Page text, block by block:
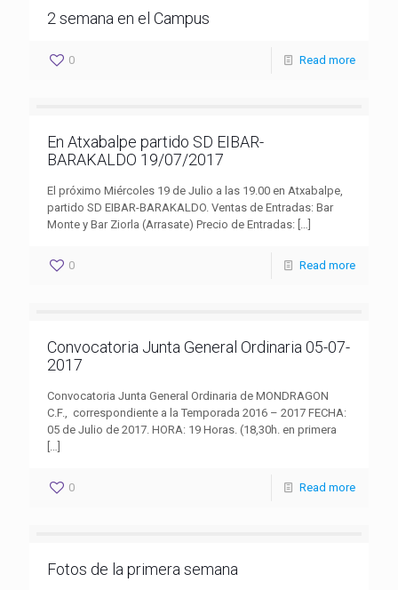
2 semana en el Campus
0 Read more
En Atxabalpe partido SD EIBAR-
BARAKALDO 19/07/2017
El próximo Miércoles 19 de Julio a las 19.00 en Atxabalpe,
partido SD EIBAR-BARAKALDO. Ventas de Entradas: Bar
Monte y Bar Ziorla (Arrasate) Precio de Entradas: […]
0 Read more
Convocatoria Junta General Ordinaria 05-07-
2017
Convocatoria Junta General Ordinaria de MONDRAGON
C.F., correspondiente a la Temporada 2016 – 2017 FECHA:
05 de Julio de 2017. HORA: 19 Horas. (18,30h. en primera
[…]
0 Read more
Fotos de la primera semana